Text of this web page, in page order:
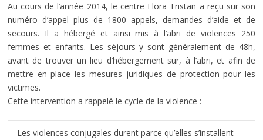
Au cours de l’année 2014, le centre Flora Tristan a reçu sur son
numéro d’appel plus de 1800 appels, demandes d’aide et de
secours. Il a hébergé et ainsi mis à l’abri de violences 250
femmes et enfants. Les séjours y sont généralement de 48h,
avant de trouver un lieu d’hébergement sur, à l’abri, et afin de
mettre en place les mesures juridiques de protection pour les
victimes.
Cette intervention a rappelé le cycle de la violence :
Les violences conjugales durent parce qu’elles s’installent